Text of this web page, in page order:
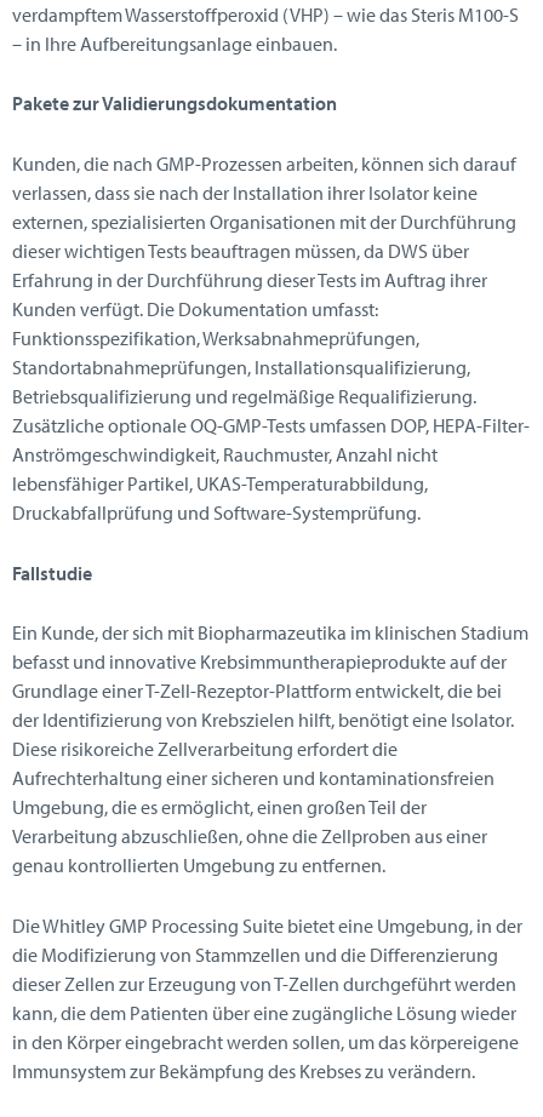
verdampftem Wasserstoffperoxid (VHP) – wie das Steris M100-S
– in Ihre Aufbereitungsanlage einbauen.
Pakete zur Validierungsdokumentation
Kunden, die nach GMP-Prozessen arbeiten, können sich darauf
verlassen, dass sie nach der Installation ihrer Isolator keine
externen, spezialisierten Organisationen mit der Durchführung
dieser wichtigen Tests beauftragen müssen, da DWS über
Erfahrung in der Durchführung dieser Tests im Auftrag ihrer
Kunden verfügt. Die Dokumentation umfasst:
Funktionsspezifikation, Werksabnahmeprüfungen,
Standortabnahmeprüfungen, Installationsqualifizierung,
Betriebsqualifizierung und regelmäßige Requalifizierung.
Zusätzliche optionale OQ-GMP-Tests umfassen DOP, HEPA-Filter-
Anströmgeschwindigkeit, Rauchmuster, Anzahl nicht
lebensfähiger Partikel, UKAS-Temperaturabbildung,
Druckabfallprüfung und Software-Systemprüfung.
Fallstudie
Ein Kunde, der sich mit Biopharmazeutika im klinischen Stadium
befasst und innovative Krebsimmuntherapieprodukte auf der
Grundlage einer T-Zell-Rezeptor-Plattform entwickelt, die bei
der Identifizierung von Krebszielen hilft, benötigt eine Isolator.
Diese risikoreiche Zellverarbeitung erfordert die
Aufrechterhaltung einer sicheren und kontaminationsfreien
Umgebung, die es ermöglicht, einen großen Teil der
Verarbeitung abzuschließen, ohne die Zellproben aus einer
genau kontrollierten Umgebung zu entfernen.
Die Whitley GMP Processing Suite bietet eine Umgebung, in der
die Modifizierung von Stammzellen und die Differenzierung
dieser Zellen zur Erzeugung von T-Zellen durchgeführt werden
kann, die dem Patienten über eine zugängliche Lösung wieder
in den Körper eingebracht werden sollen, um das körpereigene
Immunsystem zur Bekämpfung des Krebses zu verändern.